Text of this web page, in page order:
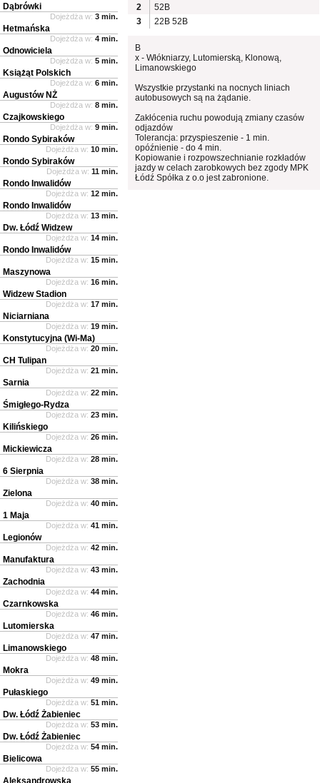
2
52B
3
22B 52B
B
x - Włókniarzy, Lutomierską, Klonową,
Limanowskiego
Wszystkie przystanki na nocnych liniach
autobusowych są na żądanie.
Zakłócenia ruchu powodują zmiany czasów
odjazdów
Tolerancja: przyspieszenie - 1 min.
opóźnienie - do 4 min.
Kopiowanie i rozpowszechnianie rozkładów
jazdy w celach zarobkowych bez zgody MPK
Łódź Spółka z o.o jest zabronione.
Dąbrówki
Dojeżdża w: 3 min.
Hetmańska
Dojeżdża w: 4 min.
Odnowiciela
Dojeżdża w: 5 min.
Książąt Polskich
Dojeżdża w: 6 min.
Augustów NŻ
Dojeżdża w: 8 min.
Czajkowskiego
Dojeżdża w: 9 min.
Rondo Sybiraków
Dojeżdża w: 10 min.
Rondo Sybiraków
Dojeżdża w: 11 min.
Rondo Inwalidów
Dojeżdża w: 12 min.
Rondo Inwalidów
Dojeżdża w: 13 min.
Dw. Łódź Widzew
Dojeżdża w: 14 min.
Rondo Inwalidów
Dojeżdża w: 15 min.
Maszynowa
Dojeżdża w: 16 min.
Widzew Stadion
Dojeżdża w: 17 min.
Niciarniana
Dojeżdża w: 19 min.
Konstytucyjna (Wi-Ma)
Dojeżdża w: 20 min.
CH Tulipan
Dojeżdża w: 21 min.
Sarnia
Dojeżdża w: 22 min.
Śmigłego-Rydza
Dojeżdża w: 23 min.
Kilińskiego
Dojeżdża w: 26 min.
Mickiewicza
Dojeżdża w: 28 min.
6 Sierpnia
Dojeżdża w: 38 min.
Zielona
Dojeżdża w: 40 min.
1 Maja
Dojeżdża w: 41 min.
Legionów
Dojeżdża w: 42 min.
Manufaktura
Dojeżdża w: 43 min.
Zachodnia
Dojeżdża w: 44 min.
Czarnkowska
Dojeżdża w: 46 min.
Lutomierska
Dojeżdża w: 47 min.
Limanowskiego
Dojeżdża w: 48 min.
Mokra
Dojeżdża w: 49 min.
Pułaskiego
Dojeżdża w: 51 min.
Dw. Łódź Żabieniec
Dojeżdża w: 53 min.
Dw. Łódź Żabieniec
Dojeżdża w: 54 min.
Bielicowa
Dojeżdża w: 55 min.
Aleksandrowska